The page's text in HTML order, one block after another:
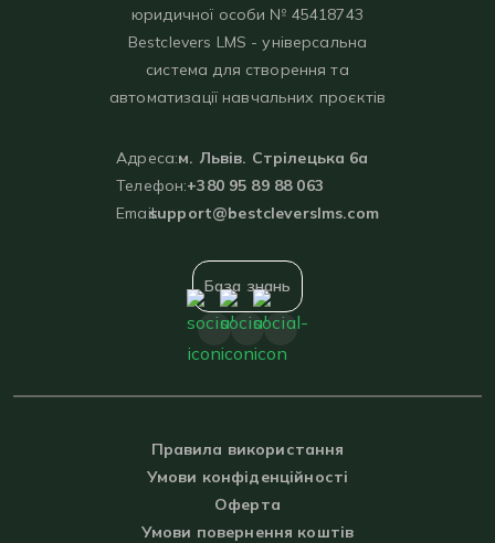
юридичної особи № 45418743
Bestclevers LMS - універсальна
система для створення та
автоматизації навчальних проєктів
Адреса:м. Львів. Стрілецька 6а
Телефон:+380 95 89 88 063
Email:support@bestcleverslms.com
База знань
Правила використання
Умови конфіденційності
Оферта
Умови повернення коштів